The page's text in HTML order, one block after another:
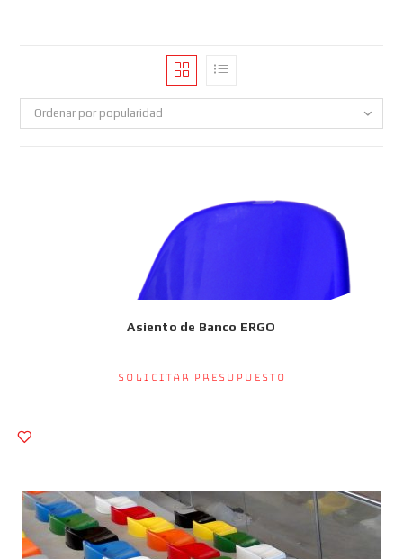
Ordenar por popularidad
Asiento de Banco ERGO
Solicitar presupuesto